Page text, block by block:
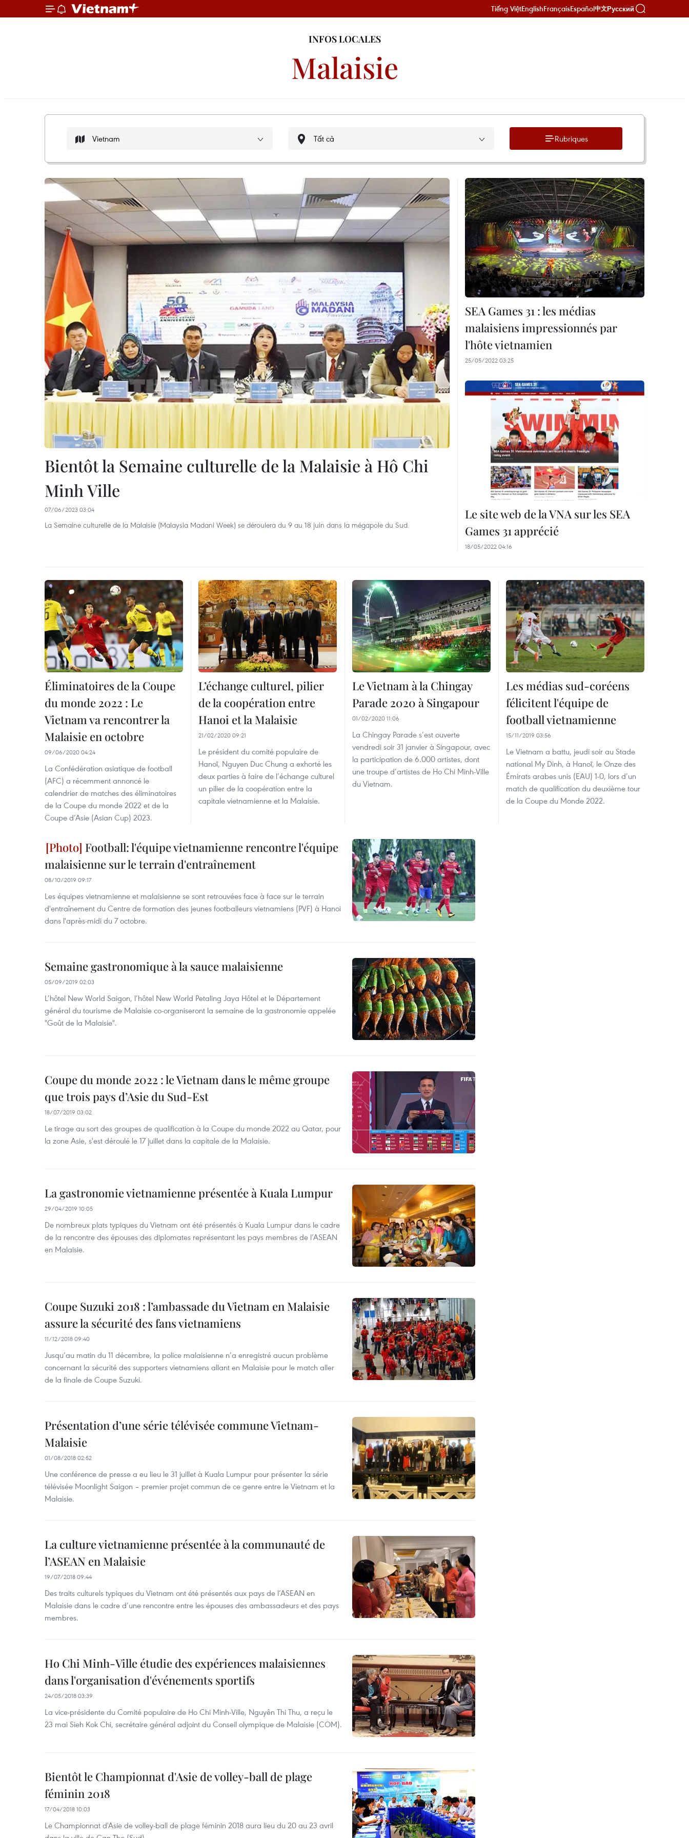
Tiếng ViệtEnglishFrançaisEspañol中文Русский
INFOS LOCALES
Malaisie
Rubriques
Bientôt la Semaine culturelle de la Malaisie à Hô Chi
Minh Ville
07/06/2023 03:04
La Semaine culturelle de la Malaisie (Malaysia Madani Week) se déroulera du 9 au 18 juin dans la mégapole du Sud.
SEA Games 31 : les médias
malaisiens impressionnés par
l'hôte vietnamien
25/05/2022 03:25
Le site web de la VNA sur les SEA
Games 31 apprécié
18/05/2022 04:16
Éliminatoires de la Coupe
du monde 2022 : Le
Vietnam va rencontrer la
Malaisie en octobre
09/06/2020 04:24
La Confédération asiatique de football
(AFC) a récemment annoncé le
calendrier de matches des éliminatoires
de la Coupe du monde 2022 et de la
Coupe d’Asie (Asian Cup) 2023.
L’échange culturel, pilier
de la coopération entre
Hanoi et la Malaisie
21/02/2020 09:21
Le président du comité populaire de
Hanoï, Nguyen Duc Chung a exhorté les
deux parties à faire de l’échange culturel
un pilier de la coopération entre la
capitale vietnamienne et la Malaisie.
Le Vietnam à la Chingay
Parade 2020 à Singapour
01/02/2020 11:06
La Chingay Parade s’est ouverte
vendredi soir 31 janvier à Singapour, avec
la participation de 6.000 artistes, dont
une troupe d’artistes de Ho Chi Minh-Ville
du Vietnam.
Les médias sud-coréens
félicitent l'équipe de
football vietnamienne
15/11/2019 03:56
Le Vietnam a battu, jeudi soir au Stade
national My Dinh, à Hanoï, le Onze des
Émirats arabes unis (EAU) 1-0, lors d’un
match de qualification du deuxième tour
de la Coupe du Monde 2022.
Football: l'équipe vietnamienne rencontre l'équipe
malaisienne sur le terrain d'entraînement
08/10/2019 09:17
Les équipes vietnamienne et malaisienne se sont retrouvées face à face sur le terrain
d'entraînement du Centre de formation des jeunes footballeurs vietnamiens (PVF) à Hanoi
dans l'après-midi du 7 octobre.
Semaine gastronomique à la sauce malaisienne
05/09/2019 02:03
L’hôtel New World Saigon, l’hôtel New World Petaling Jaya Hôtel et le Département
général du tourisme de Malaisie co-organiseront la semaine de la gastronomie appelée
"Goût de la Malaisie".
Coupe du monde 2022 : le Vietnam dans le même groupe
que trois pays d’Asie du Sud-Est
18/07/2019 03:02
Le tirage au sort des groupes de qualification à la Coupe du monde 2022 au Qatar, pour
la zone Asie, s'est déroulé le 17 juillet dans la capitale de la Malaisie.
La gastronomie vietnamienne présentée à Kuala Lumpur
29/04/2019 10:05
De nombreux plats typiques du Vietnam ont été présentés à Kuala Lumpur dans le cadre
de la rencontre des épouses des diplomates représentant les pays membres de l’ASEAN
en Malaisie.
​Coupe Suzuki 2018 : l’ambassade du Vietnam en Malaisie
assure la sécurité des fans vietnamiens
11/12/2018 09:40
Jusqu’au matin du 11 décembre, la police malaisienne n’a enregistré aucun problème
concernant la sécurité des supporters vietnamiens allant en Malaisie pour le match aller
de la finale de Coupe Suzuki.
Présentation d’une série télévisée commune Vietnam-
Malaisie
01/08/2018 02:52
Une conférence de presse a eu lieu le 31 juillet à Kuala Lumpur pour présenter la série
télévisée Moonlight Saigon – premier projet commun de ce genre entre le Vietnam et la
Malaisie.
La culture vietnamienne présentée à la communauté de
l’ASEAN en Malaisie
19/07/2018 09:44
Des traits culturels typiques du Vietnam ont été présentés aux pays de l’ASEAN en
Malaisie dans le cadre d’une rencontre entre les épouses des ambassadeurs et des pays
membres.
Ho Chi Minh-Ville étudie des expériences malaisiennes
dans l'organisation d'événements sportifs
24/05/2018 03:39
La vice-présidente du Comité populaire de Ho Chi Minh-Ville, Nguyên Thi Thu, a reçu le
23 mai Sieh Kok Chi, secrétaire général adjoint du Conseil olympique de Malaisie (COM).
Bientôt le Championnat d'Asie de volley-ball de plage
féminin 2018
17/04/2018 10:03
Le Championnat d'Asie de volley-ball de plage féminin 2018 aura lieu du 20 au 23 avril